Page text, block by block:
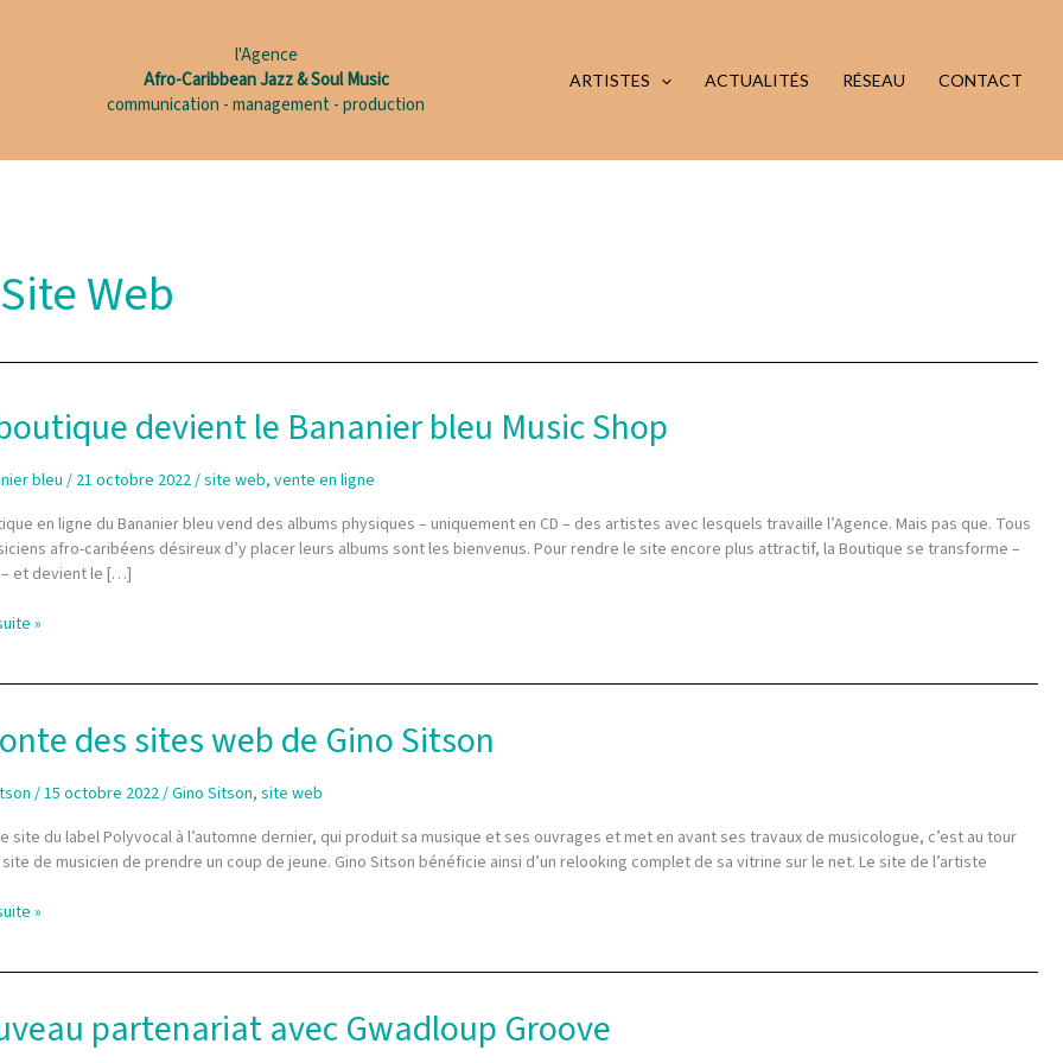
l'Agence
Afro-Caribbean Jazz & Soul Music
communication - management - production
ARTISTES ACTUALITÉS RÉSEAU CONTACT
Site Web
devient le Bananier bleu Music Shop
bleu / 21 octobre 2022/site web, vente en ligne
en ligne du Bananier bleu vend des albums physiques – uniquement en CD – des artistes avec lesquels travaille l’Agence. Mais pas que. Tous
afro-caribéens désireux d’y placer leurs albums sont les bienvenus. Pour rendre le site encore plus attractif, la Boutique se transforme –
– et devient le […]
»
des sites web de Gino Sitson
/15 octobre 2022/Gino Sitson, site web
site du label Polyvocal à l’automne dernier, qui produit sa musique et ses ouvrages et met en avant ses travaux de musicologue, c’est au tour
de musicien de prendre un coup de jeune. Gino Sitson bénéficie ainsi d’un relooking complet de sa vitrine sur le net. Le site de l’artiste
»
partenariat avec Gwadloup Groove